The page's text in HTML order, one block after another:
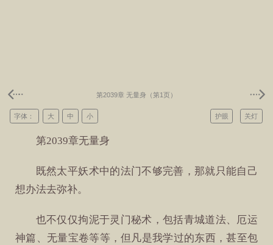
第2039章 无量身（第1页）
关灯
护眼
字体： 大 中 小
第2039章无量身
既然太平妖术中的法门不够完善，那就只能自己
想办法去弥补。
也不仅仅拘泥于灵门秘术，包括青城道法、厄运
神篇、无量宝卷等等，但凡是我学过的东西，甚至包